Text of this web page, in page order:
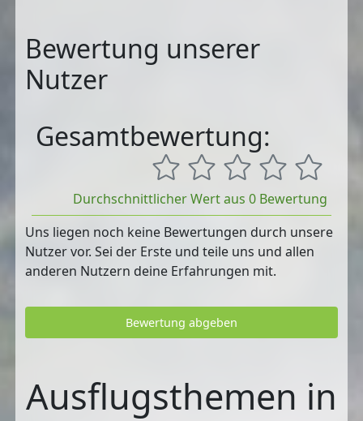
Bewertung unserer
Nutzer
Gesamtbewertung:
Durchschnittlicher Wert aus 0 Bewertung
Uns liegen noch keine Bewertungen durch unsere
Nutzer vor. Sei der Erste und teile uns und allen
anderen Nutzern deine Erfahrungen mit.
Bewertung abgeben
Ausflugsthemen in